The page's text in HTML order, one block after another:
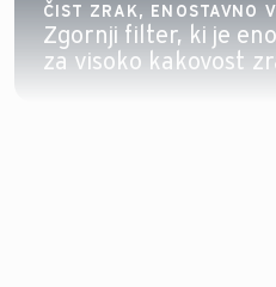
ČIST ZRAK, ENOSTAVNO
Zgornji filter, ki je
za visoko kakovost